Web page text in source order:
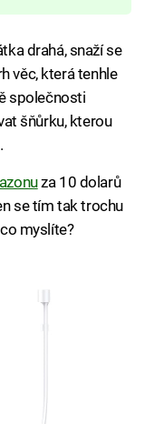
drahá, snaží se
věc, která tenhle
společnosti
šňůrku, kterou
za 10 dolarů
se tím tak trochu
myslíte?